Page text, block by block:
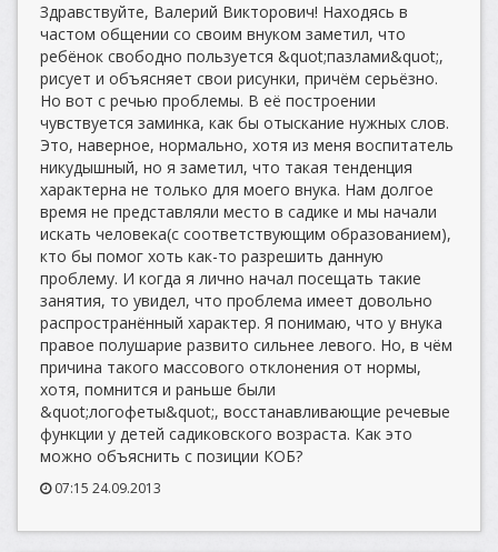
Здравствуйте, Валерий Викторович! Находясь в
частом общении со своим внуком заметил, что
ребёнок свободно пользуется &quot;пазлами&quot;,
рисует и объясняет свои рисунки, причём серьёзно.
Но вот с речью проблемы. В её построении
чувствуется заминка, как бы отыскание нужных слов.
Это, наверное, нормально, хотя из меня воспитатель
никудышный, но я заметил, что такая тенденция
характерна не только для моего внука. Нам долгое
время не представляли место в садике и мы начали
искать человека(с соответствующим образованием),
кто бы помог хоть как-то разрешить данную
проблему. И когда я лично начал посещать такие
занятия, то увидел, что проблема имеет довольно
распространённый характер. Я понимаю, что у внука
правое полушарие развито сильнее левого. Но, в чём
причина такого массового отклонения от нормы,
хотя, помнится и раньше были
&quot;логофеты&quot;, восстанавливающие речевые
функции у детей садиковского возраста. Как это
можно объяснить с позиции КОБ?
07:15 24.09.2013